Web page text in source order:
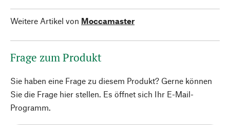
Weitere Artikel von Moccamaster
Frage zum Produkt
Sie haben eine Frage zu diesem Produkt? Gerne können
Sie die Frage hier stellen. Es öffnet sich Ihr E-Mail-
Programm.